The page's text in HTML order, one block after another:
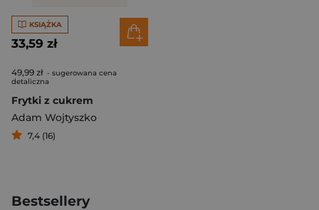
KSIĄŻKA
33,59 zł
49,99 zł - sugerowana cena
detaliczna
Frytki z cukrem
Adam Wojtyszko
7,4 (16)
Bestsellery